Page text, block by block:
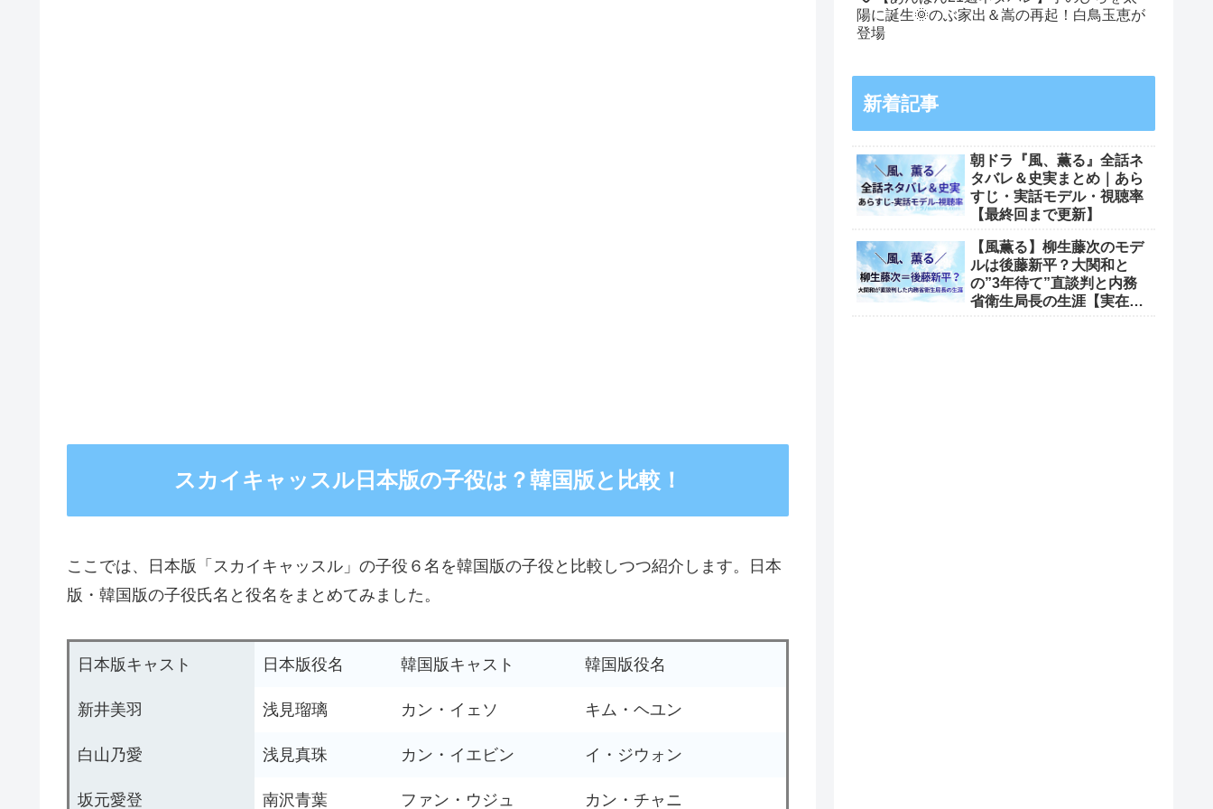
スカイキャッスル日本版の子役は？韓国版と比較！
ここでは、日本版「スカイキャッスル」の子役６名を韓国版の子役と比較しつつ紹介します。日本
版・韓国版の子役氏名と役名をまとめてみました。
日本版キャスト 日本版役名 韓国版キャスト 韓国版役名
新井美羽 浅見瑠璃 カン・イェソ キム・ヘユン
白山乃愛 浅見真珠 カン・イエビン イ・ジウォン
坂元愛登 南沢青葉 ファン・ウジュ カン・チャニ
陽に誕生🌞のぶ家出＆嵩の再起！白鳥玉恵が
登場
新着記事
朝ドラ『風、薫る』全話ネ
タバレ＆史実まとめ｜あら
すじ・実話モデル・視聴率
【最終回まで更新】
【風薫る】柳生藤次のモデ
ルは後藤新平？大関和と
の”3年待て”直談判と内務
省衛生局長の生涯【実在モ